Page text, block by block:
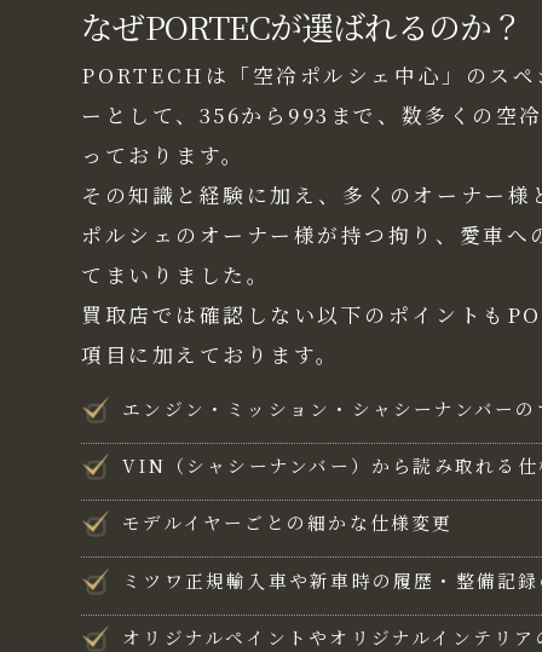
なぜPORTECが選ばれるのか？
PORTECHは「空冷ポルシェ中心」のス
ーとして、356から993まで、数多くの空
っております。
その知識と経験に加え、多くのオーナー様
ポルシェのオーナー様が持つ拘り、愛車へ
てまいりました。
買取店では確認しない以下のポイントも
項目に加えております。
エンジン・ミッション・シャシーナンバー
VIN（シャシーナンバー）から読み取れる
モデルイヤーごとの細かな仕様変更
ミツワ正規輸入車や新車時の履歴・整備記
オリジナルペイントやオリジナルインテリア